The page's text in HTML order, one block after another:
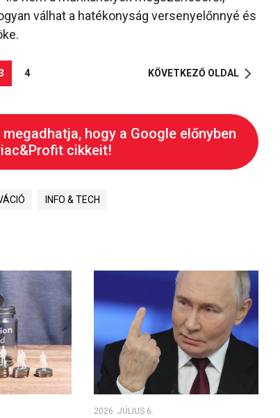
válhat a hatékonyság versenyelőnnyé és
4 KÖVETKEZŐ OLDAL
hogy a Google előnyben
cikkeit!
INFO & TECH
2026. JÚLIUS 6.